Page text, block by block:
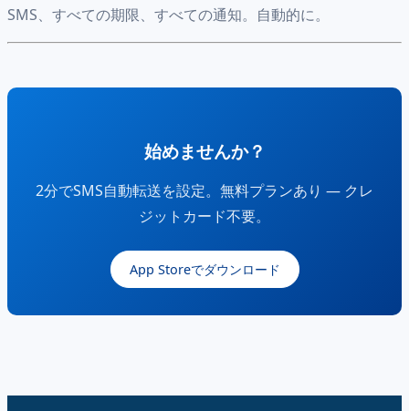
SMS、すべての期限、すべての通知。自動的に。
始めませんか？
2分でSMS自動転送を設定。無料プランあり — クレ
ジットカード不要。
App Storeでダウンロード